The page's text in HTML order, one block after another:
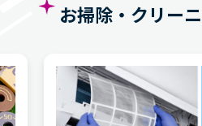
お掃除・クリー